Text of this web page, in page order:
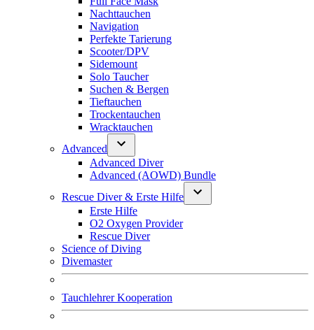
Nachttauchen
Navigation
Perfekte Tarierung
Scooter/DPV
Sidemount
Solo Taucher
Suchen & Bergen
Tieftauchen
Trockentauchen
Wracktauchen
Advanced
Advanced Diver
Advanced (AOWD) Bundle
Rescue Diver & Erste Hilfe
Erste Hilfe
O2 Oxygen Provider
Rescue Diver
Science of Diving
Divemaster
Tauchlehrer Kooperation